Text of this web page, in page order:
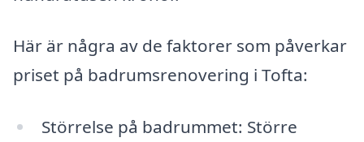
Här är några av de faktorer som påverkar
priset på badrumsrenovering i Tofta:
Störrelse på badrummet: Större